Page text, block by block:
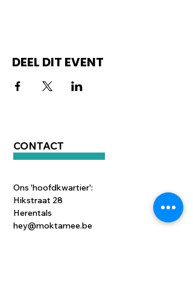
DEEL DIT EVENT
CONTACT
Ons 'hoofdkwartier':
Hikstraat 28
Herentals
hey@moktamee.be